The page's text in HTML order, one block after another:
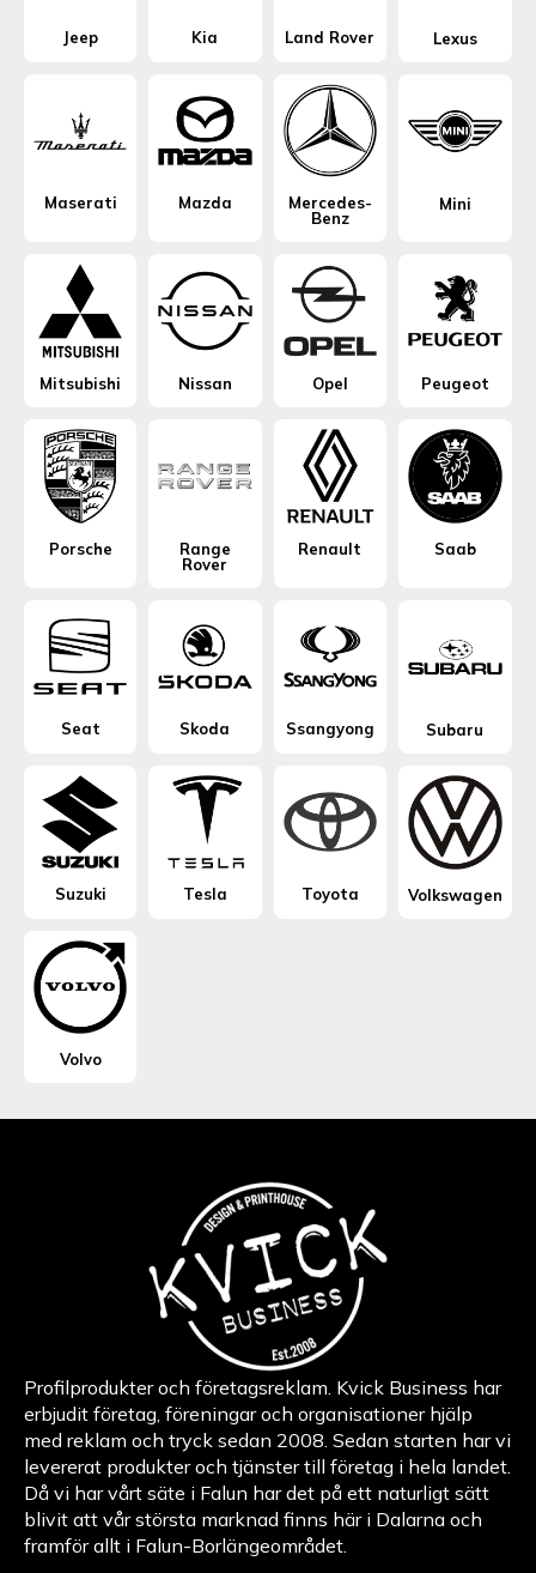
Jeep Kia Land Rover Lexus
Maserati Mazda
Mercedes-
Benz
Mini
Mitsubishi Nissan Opel Peugeot
Porsche
Range
Rover
Renault Saab
Seat Skoda Ssangyong Subaru
Suzuki Tesla Toyota Volkswagen
Volvo
Profilprodukter och företagsreklam. Kvick Business har
erbjudit företag, föreningar och organisationer hjälp
med reklam och tryck sedan 2008. Sedan starten har vi
levererat produkter och tjänster till företag i hela landet.
Då vi har vårt säte i Falun har det på ett naturligt sätt
blivit att vår största marknad finns här i Dalarna och
framför allt i Falun-Borlängeområdet.